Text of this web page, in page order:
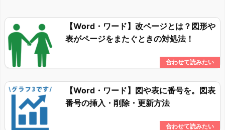
【Word・ワード】改ページとは？図形や
表がページをまたぐときの対処法！
【Word・ワード】図や表に番号を。図表
番号の挿入・削除・更新方法